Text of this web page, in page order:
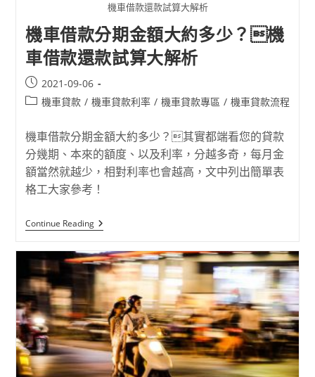
機車借款還款試算大解析
機車借款分期金額大約多少？機
車借款還款試算大解析
2021-09-06
機車貸款 / 機車貸款利率 / 機車貸款專區 / 機車貸款流程
機車借款分期金額大約多少？其實都端看您的貸款
分幾期、本來的額度、以及利率，分越多奇，每月金
額當然就越少，相對利率也會越高，文中列出簡單表
格工大家參考！
Continue Reading